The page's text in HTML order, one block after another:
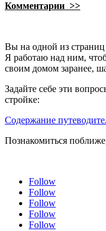
Комментарии >>
Вы на одной из страниц
Я работаю над ним,
своим домом заранее,
Задайте себе эти
стройке:
Содержание
Познакомиться
Follow
Follow
Follow
Follow
Follow